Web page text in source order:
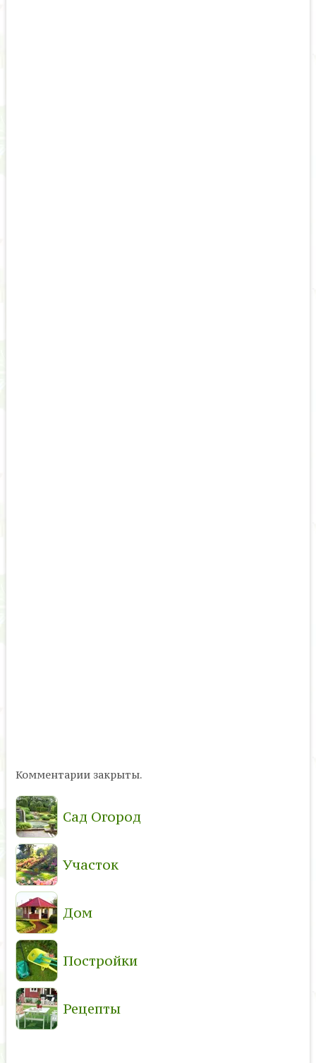
Комментарии закрыты.
Сад Огород
Участок
Дом
Постройки
Рецепты